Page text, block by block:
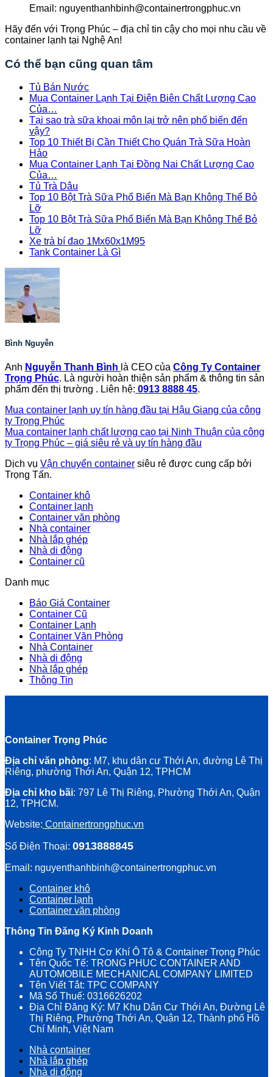
Email: nguyenthanhbinh@containertrongphuc.vn
Hãy đến với Trọng Phúc – địa chỉ tin cậy cho mọi nhu cầu về
container lạnh tại Nghệ An!
Có thể bạn cũng quan tâm
Tủ Bán Nước
Mua Container Lạnh Tại Điện Biên Chất Lượng Cao
Của…
Tại sao trà sữa khoai môn lại trở nên phổ biến đến
vậy?
Top 10 Thiết Bị Cần Thiết Cho Quán Trà Sữa Hoàn
Hảo
Mua Container Lạnh Tại Đồng Nai Chất Lượng Cao
Của…
Tủ Trà Dâu
Top 10 Bột Trà Sữa Phổ Biến Mà Bạn Không Thể Bỏ
Lỡ
Top 10 Bột Trà Sữa Phổ Biến Mà Bạn Không Thể Bỏ
Lỡ
Xe trà bí đao 1Mx60x1M95
Tank Container Là Gì
Bình Nguyễn
Anh Nguyễn Thanh Bình là CEO của Công Ty Container
Trọng Phúc. Là người hoàn thiện sản phẩm & thông tin sản
phẩm đến thị trường . Liên hệ: 0913 8888 45.
Mua container lạnh uy tín hàng đầu tại Hậu Giang của công
ty Trọng Phúc
Mua container lạnh chất lượng cao tại Ninh Thuận của công
ty Trọng Phúc – giá siêu rẻ và uy tín hàng đầu
Dịch vụ Vận chuyển container siêu rẻ được cung cấp bởi
Trọng Tấn.
Container khô
Container lạnh
Container văn phòng
Nhà container
Nhà lắp ghép
Nhà di động
Container cũ
Danh mục
Báo Giá Container
Container Cũ
Container Lạnh
Container Văn Phòng
Nhà Container
Nhà di động
Nhà lắp ghép
Thông Tin
Container Trọng Phúc
Địa chỉ văn phòng: M7, khu dân cư Thới An, đường Lê Thị
Riêng, phường Thới An, Quận 12, TPHCM
Địa chỉ kho bãi: 797 Lê Thị Riêng, Phường Thới An, Quận
12, TPHCM.
Website: Containertrongphuc.vn
Số Điện Thoại: 0913888845
Email: nguyenthanhbinh@containertrongphuc.vn
Container khô
Container lạnh
Container văn phòng
Thông Tin Đăng Ký Kinh Doanh
Công Ty TNHH Cơ Khí Ô Tô & Container Trọng Phúc
Tên Quốc Tế: TRONG PHUC CONTAINER AND
AUTOMOBILE MECHANICAL COMPANY LIMITED
Tên Viết Tắt: TPC COMPANY
Mã Số Thuế: 0316626202
Địa Chỉ Đăng Ký: M7 Khu Dân Cư Thới An, Đường Lê
Thị Riêng, Phường Thới An, Quận 12, Thành phố Hồ
Chí Minh, Việt Nam
Nhà container
Nhà lắp ghép
Nhà di động